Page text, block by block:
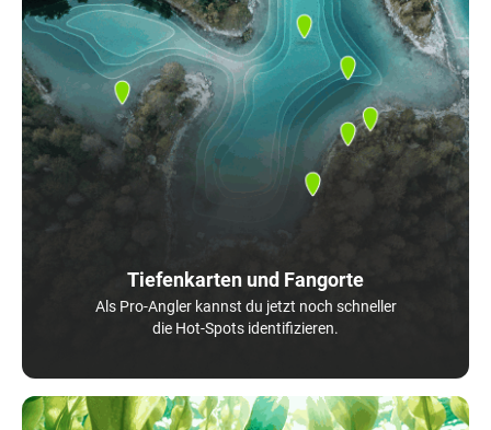
Tiefenkarten und Fangorte
Als Pro-Angler kannst du jetzt noch schneller
die Hot-Spots identifizieren.